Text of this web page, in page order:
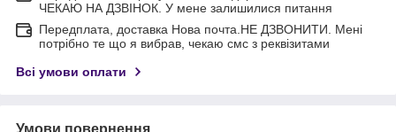
ЧЕКАЮ НА ДЗВІНОК. У мене залишилися питання
Передплата, доставка Нова почта.НЕ ДЗВОНИТИ. Мені
потрібно те що я вибрав, чекаю смс з реквізитами
Всі умови оплати
Умови повернення